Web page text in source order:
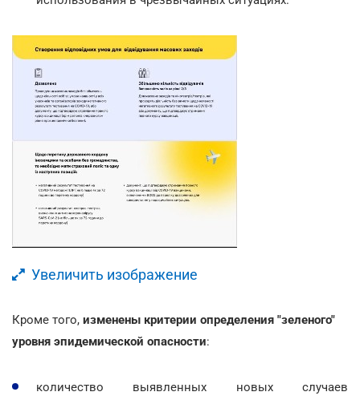
Увеличить изображение
Кроме того, изменены критерии определения "зеленого"
уровня эпидемической опасности:
количество выявленных новых случаев